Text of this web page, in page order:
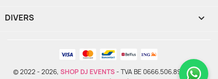
DIVERS 
© 2022 - 2026, SHOP DJ EVENTS- TVA BE 0666.506.893 - Tous